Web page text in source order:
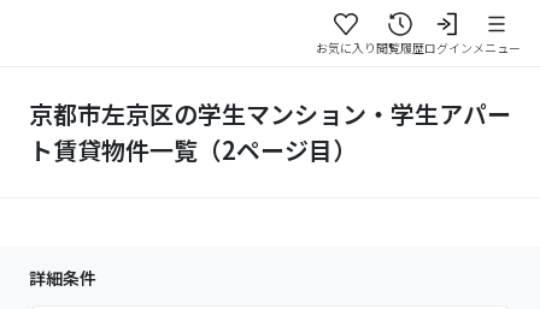
お気に入り閲覧履歴ログインメニュー
京都市左京区の学生マンション・学生アパー
ト賃貸物件一覧（2ページ目）
詳細条件